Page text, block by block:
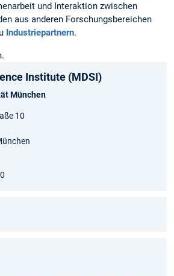
und Interaktion zwischen
aus anderen Forschungsbereichen
Industriepartnern.
Institute (MDSI)
München
10